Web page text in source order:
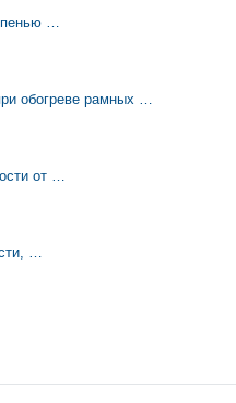
…
обогреве рамных …
от …
…